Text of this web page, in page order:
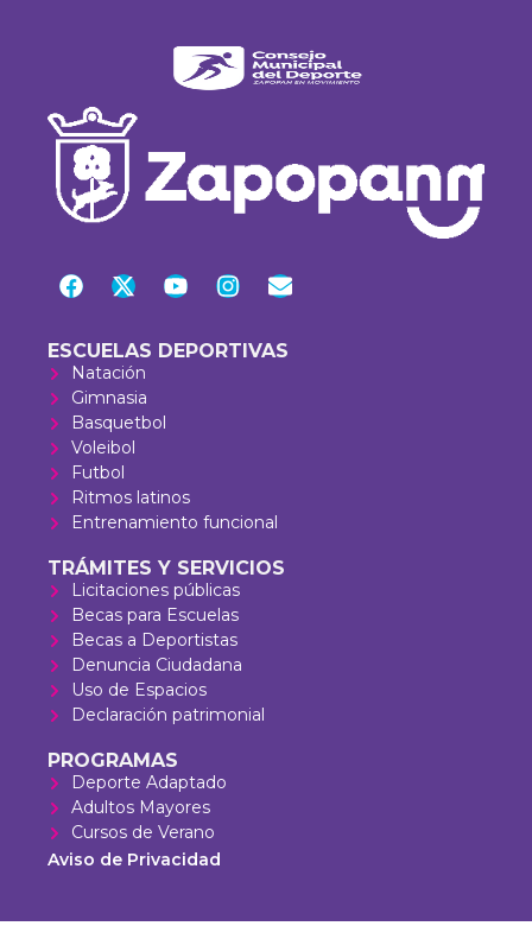
ESCUELAS DEPORTIVAS
Natación
Gimnasia
Basquetbol
Voleibol
Futbol
Ritmos latinos
Entrenamiento funcional
TRÁMITES Y SERVICIOS
Licitaciones públicas
Becas para Escuelas
Becas a Deportistas
Denuncia Ciudadana
Uso de Espacios
Declaración patrimonial
PROGRAMAS
Deporte Adaptado
Adultos Mayores
Cursos de Verano
Aviso de Privacidad